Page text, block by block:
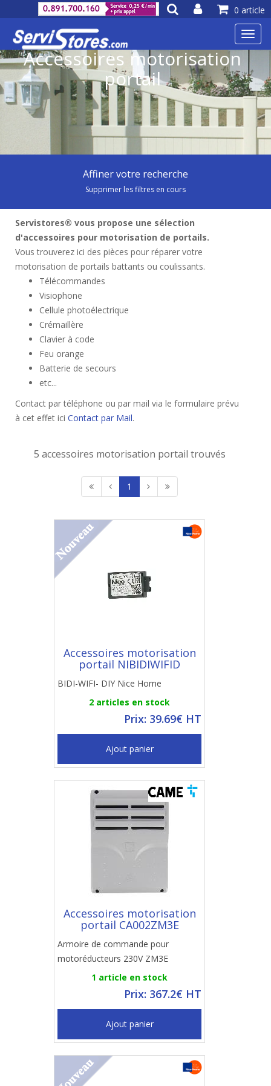
0 article
Accessoires motorisation
portail
Affiner votre recherche
Supprimer les filtres en cours
Servistores® vous propose une sélection
d'accessoires pour motorisation de portails.
Vous trouverez ici des pièces pour réparer votre
motorisation de portails battants ou coulissants.
Télécommandes
Visiophone
Cellule photoélectrique
Crémaillère
Clavier à code
Feu orange
Batterie de secours
etc...
Contact par téléphone ou par mail via le formulaire prévu
à cet effet ici Contact par Mail.
5 accessoires motorisation portail trouvés
1
Accessoires motorisation
portail NIBIDIWIFID
BIDI-WIFI- DIY Nice Home
2 articles en stock
Prix: 39.69€ HT
Ajout panier
Accessoires motorisation
portail CA002ZM3E
Armoire de commande pour
motoréducteurs 230V ZM3E
1 article en stock
Prix: 367.2€ HT
Ajout panier